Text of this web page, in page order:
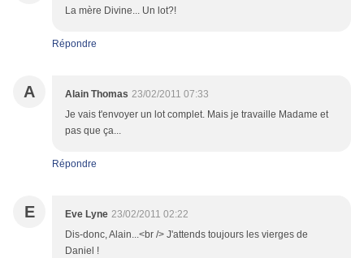
La mère Divine... Un lot?!
Répondre
A Alain Thomas 23/02/2011 07:33
Je vais t'envoyer un lot complet. Mais je travaille Madame et
pas que ça...
Répondre
E Eve Lyne 23/02/2011 02:22
Dis-donc, Alain...<br /> J'attends toujours les vierges de
Daniel !